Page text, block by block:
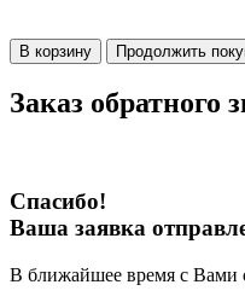
В корзину Продолжить
Заказ обратного
Спасибо!
Ваша заявка
В ближайшее время с Вами